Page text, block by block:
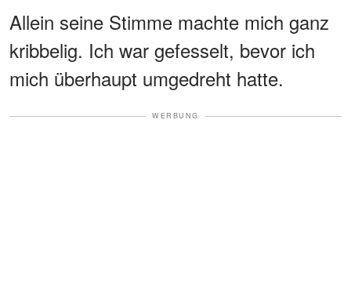
Allein seine Stimme machte mich ganz
kribbelig. Ich war gefesselt, bevor ich
mich überhaupt umgedreht hatte.
WERBUNG